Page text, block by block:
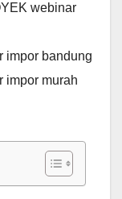
webinar
impor bandung
impor murah